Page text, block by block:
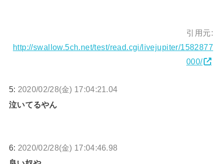
引用元:
http://swallow.5ch.net/test/read.cgi/livejupiter/1582877
000/
5: 2020/02/28(金) 17:04:21.04
泣いてるやん
6: 2020/02/28(金) 17:04:46.98